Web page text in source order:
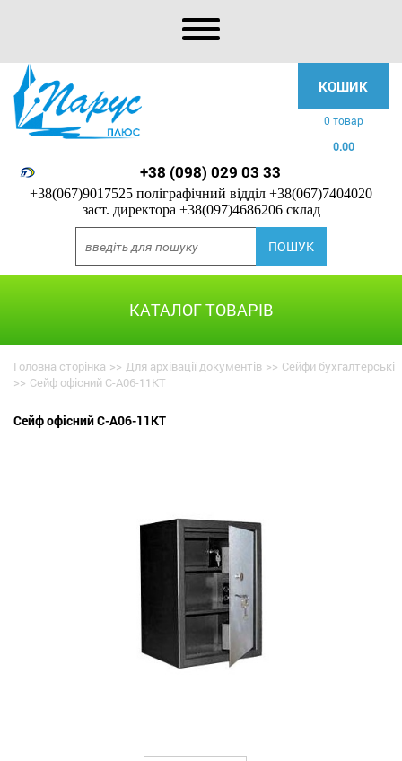
КОШИК
0 товар
0.00
+38 (098) 029 03 33
+38(067)9017525 поліграфічний відділ +38(067)7404020
заст. директора +38(097)4686206 склад
КАТАЛОГ ТОВАРІВ
Головна сторінка >> Для архівації документів >> Сейфи бухгалтерські
>> Сейф офісний С-А06-11КТ
Сейф офісний С-А06-11КТ